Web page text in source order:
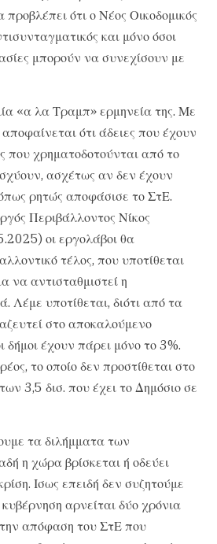
ότι ο Νέος Οικοδομικός
και μόνο όσοι
μπορούν να συνεχίσουν με
«α λα Τραμπ» ερμηνεία της. Με
ότι άδειες που έχουν
που χρηματοδοτούνται από το
ασχέτως αν δεν έχουν
ρητώς αποφάσισε το ΣτΕ.
Περιβάλλοντος Νίκος
οι εργολάβοι θα
τέλος, που υποτίθεται
να αντισταθμιστεί η
Λέμε υποτίθεται, διότι από τα
στο αποκαλούμενο
δήμοι έχουν πάρει μόνο το 3%.
το οποίο δεν προστίθεται στο
3,5 δισ. που έχει το Δημόσιο σε
τα διλήμματα των
η χώρα βρίσκεται ή οδεύει
Ισως επειδή δεν συζητούμε
αρνείται δύο χρόνια
απόφαση του ΣτΕ που